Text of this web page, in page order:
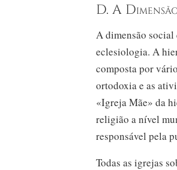
D. A
A dimensão
eclesiologia. A
composta por
ortodoxia e as
«Igreja Mãe» da
religião a nível
responsável pela
Todas as igrejas